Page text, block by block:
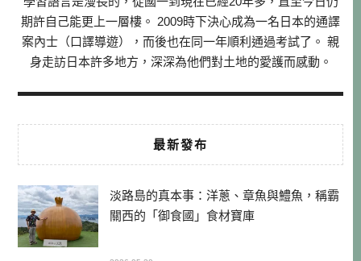
期許自己能更上一層樓。 2009時下決心成為一名日本的通譯
案內士（口譯導遊），而後也在同一年順利通過考試了。 親
身走訪日本許多地方，深深為他們對土地的愛護而感動。
最新發布
淡路島的真本事：洋蔥、章魚與鱧魚，稱霸
關西的「御食國」食材寶庫